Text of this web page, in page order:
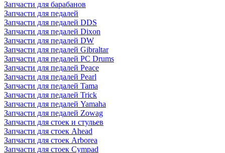
Запчасти для барабанов
Запчасти для педалей
Запчасти для педалей DDS
Запчасти для педалей Dixon
Запчасти для педалей DW
Запчасти для педалей Gibraltar
Запчасти для педалей PC Drums
Запчасти для педалей Peace
Запчасти для педалей Pearl
Запчасти для педалей Tama
Запчасти для педалей Trick
Запчасти для педалей Yamaha
Запчасти для педалей Zowag
Запчасти для стоек и стульев
Запчасти для стоек Ahead
Запчасти для стоек Arborea
Запчасти для стоек Cympad